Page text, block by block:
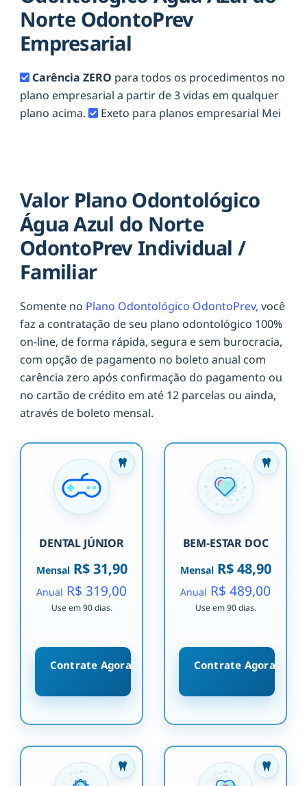
Norte OdontoPrev
Empresarial
Carência ZERO para todos os procedimentos no
plano empresarial a partir de 3 vidas em qualquer
plano acima.
Exeto para planos empresarial Mei
Valor Plano Odontológico
Água Azul do Norte
OdontoPrev Individual /
Familiar
Somente no Plano Odontológico OdontoPrev, você
faz a contratação de seu plano odontológico 100%
on-line, de forma rápida, segura e sem burocracia,
com opção de pagamento no boleto anual com
carência zero após confirmação do pagamento ou
no cartão de crédito em até 12 parcelas ou ainda,
através de boleto mensal.
DENTAL JÚNIOR
MensalR$ 31,90
Anual R$ 319,00
Use em 90 dias.
Contrate Agora
BEM-ESTAR DOC
MensalR$ 48,90
Anual R$ 489,00
Use em 90 dias.
Contrate Agora